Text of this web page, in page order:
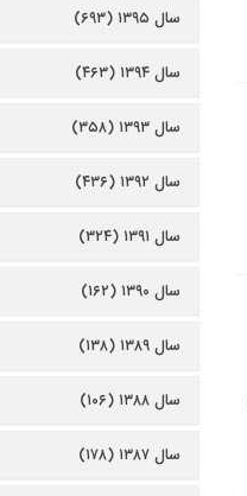
سال ۱۳۹۵ (۶۹۳)
سال ۱۳۹۴ (۴۶۳)
سال ۱۳۹۳ (۳۵۸)
سال ۱۳۹۲ (۴۳۶)
سال ۱۳۹۱ (۳۲۴)
سال ۱۳۹۰ (۱۶۲)
سال ۱۳۸۹ (۱۳۸)
سال ۱۳۸۸ (۱۰۶)
سال ۱۳۸۷ (۱۷۸)